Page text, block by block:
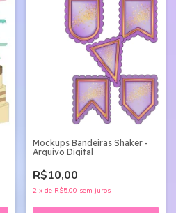
Mockups Bandeiras Shaker -
Arquivo Digital
R$10,00
2 x de R$5,00 sem juros